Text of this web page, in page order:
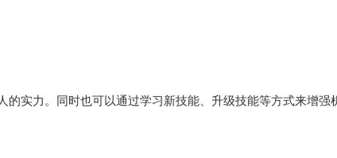
实力。同时也可以通过学习新技能、升级技能等方式来增强